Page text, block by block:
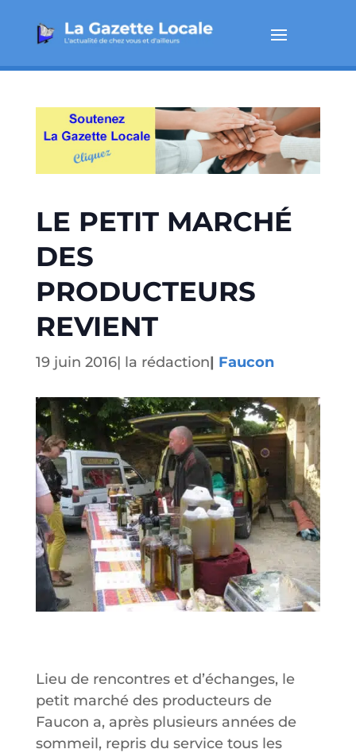
LE PETIT MARCHÉ
DES
PRODUCTEURS
REVIENT
19 juin 2016| la rédaction| Faucon
Lieu de rencontres et d’échanges, le
petit marché des producteurs de
Faucon a, après plusieurs années de
sommeil, repris du service tous les